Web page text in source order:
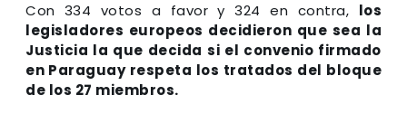
Con 334 votos a favor y 324 en contra, los
legisladores europeos decidieron que sea la
Justicia la que decida si el convenio firmado
en Paraguay respeta los tratados del bloque
de los 27 miembros.